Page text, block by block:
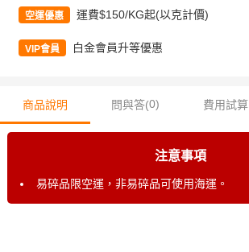
空運優惠 運費$150/KG起(以克計價)
VIP會員 白金會員升等優惠
商品說明 問與答(0) 費用試算
注意事項
易碎品限空運，非易碎品可使用海運。